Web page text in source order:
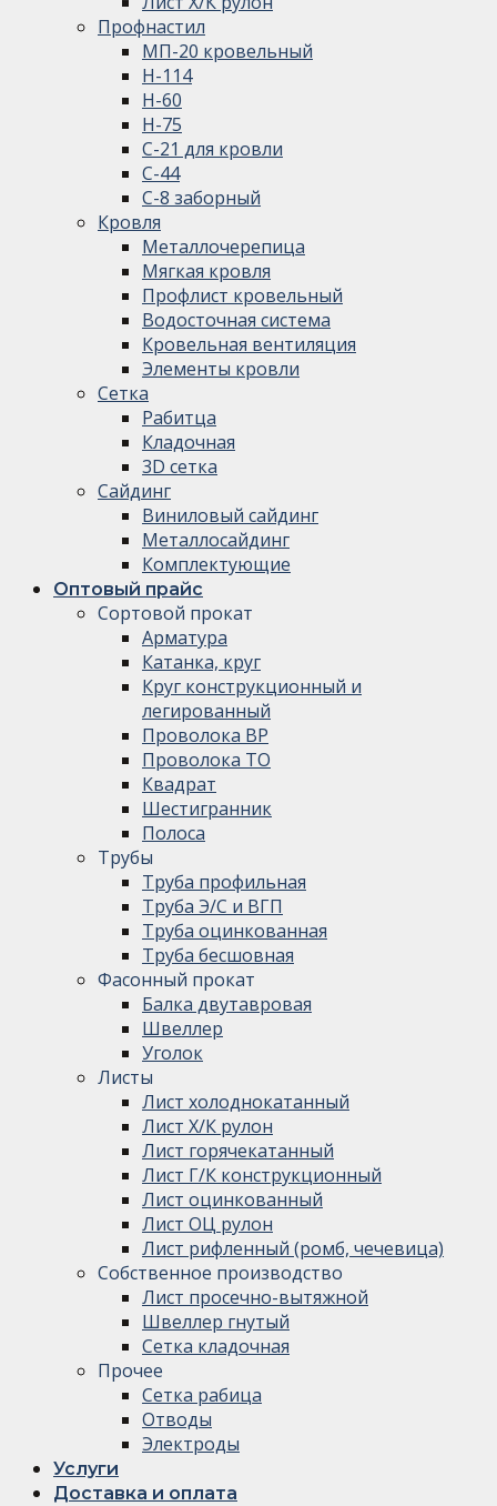
Профнастил
МП-20 кровельный
Н-114
Н-60
Н-75
С-21 для кровли
С-44
С-8 заборный
Кровля
Металлочерепица
Мягкая кровля
Профлист кровельный
Водосточная система
Кровельная вентиляция
Элементы кровли
Сетка
Рабитца
Кладочная
3D сетка
Сайдинг
Виниловый сайдинг
Металлосайдинг
Комплектующие
Оптовый прайс
Сортовой прокат
Арматура
Катанка, круг
Круг конструкционный и
легированный
Проволока ВР
Проволока ТО
Квадрат
Шестигранник
Полоса
Трубы
Труба профильная
Труба Э/С и ВГП
Труба оцинкованная
Труба бесшовная
Фасонный прокат
Балка двутавровая
Швеллер
Уголок
Листы
Лист холоднокатанный
Лист Х/К рулон
Лист горячекатанный
Лист Г/К конструкционный
Лист оцинкованный
Лист ОЦ рулон
Лист рифленный (ромб, чечевица)
Собственное производство
Лист просечно-вытяжной
Швеллер гнутый
Сетка кладочная
Прочее
Сетка рабица
Отводы
Электроды
Услуги
Доставка и оплата